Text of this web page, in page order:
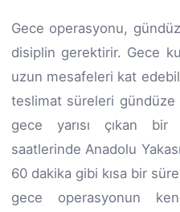
Gece operasyonu,
disiplin gerektirir. Gece
uzun mesafeleri kat
teslimat süreleri gündüze
gece yarısı çıkan bir
saatlerinde Anadolu
60 dakika gibi kısa bir
gece operasyonun